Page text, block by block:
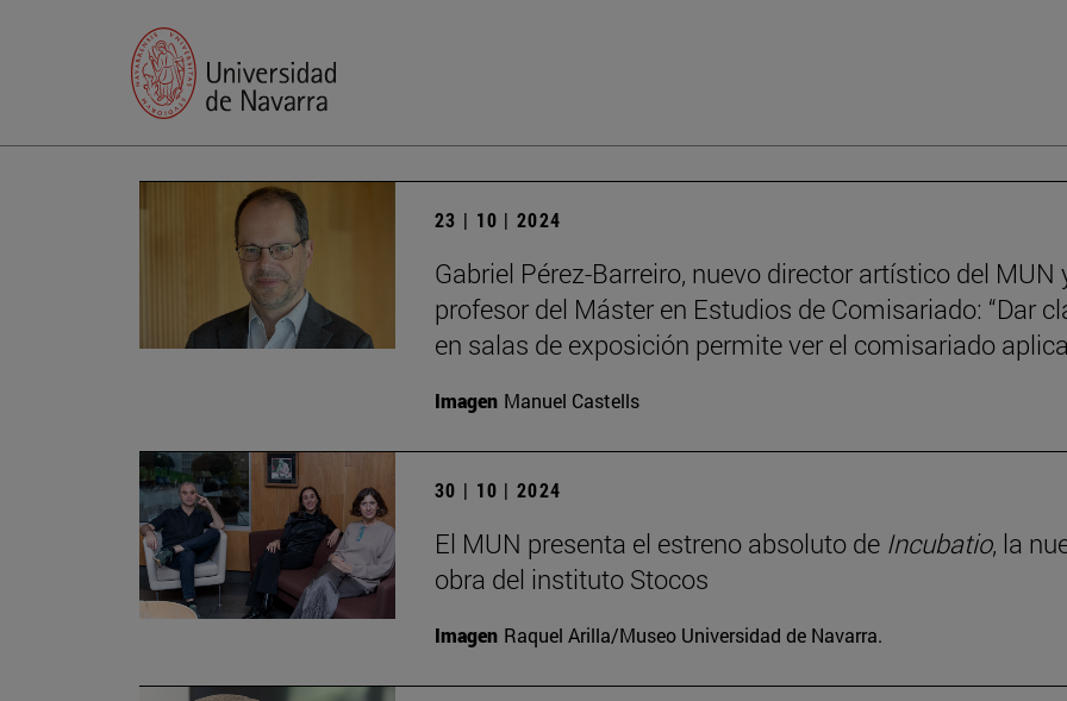
23 | 10 | 2024
Gabriel Pérez-Barreiro, nuevo director artístico del MUN
profesor del Máster en Estudios de Comisariado: “Dar
en salas de exposición permite ver el comisariado
Imagen Manuel Castells
30 | 10 | 2024
El MUN presenta el estreno absoluto de Incubatio, la
obra del instituto Stocos
Imagen Raquel Arilla/Museo Universidad de Navarra.